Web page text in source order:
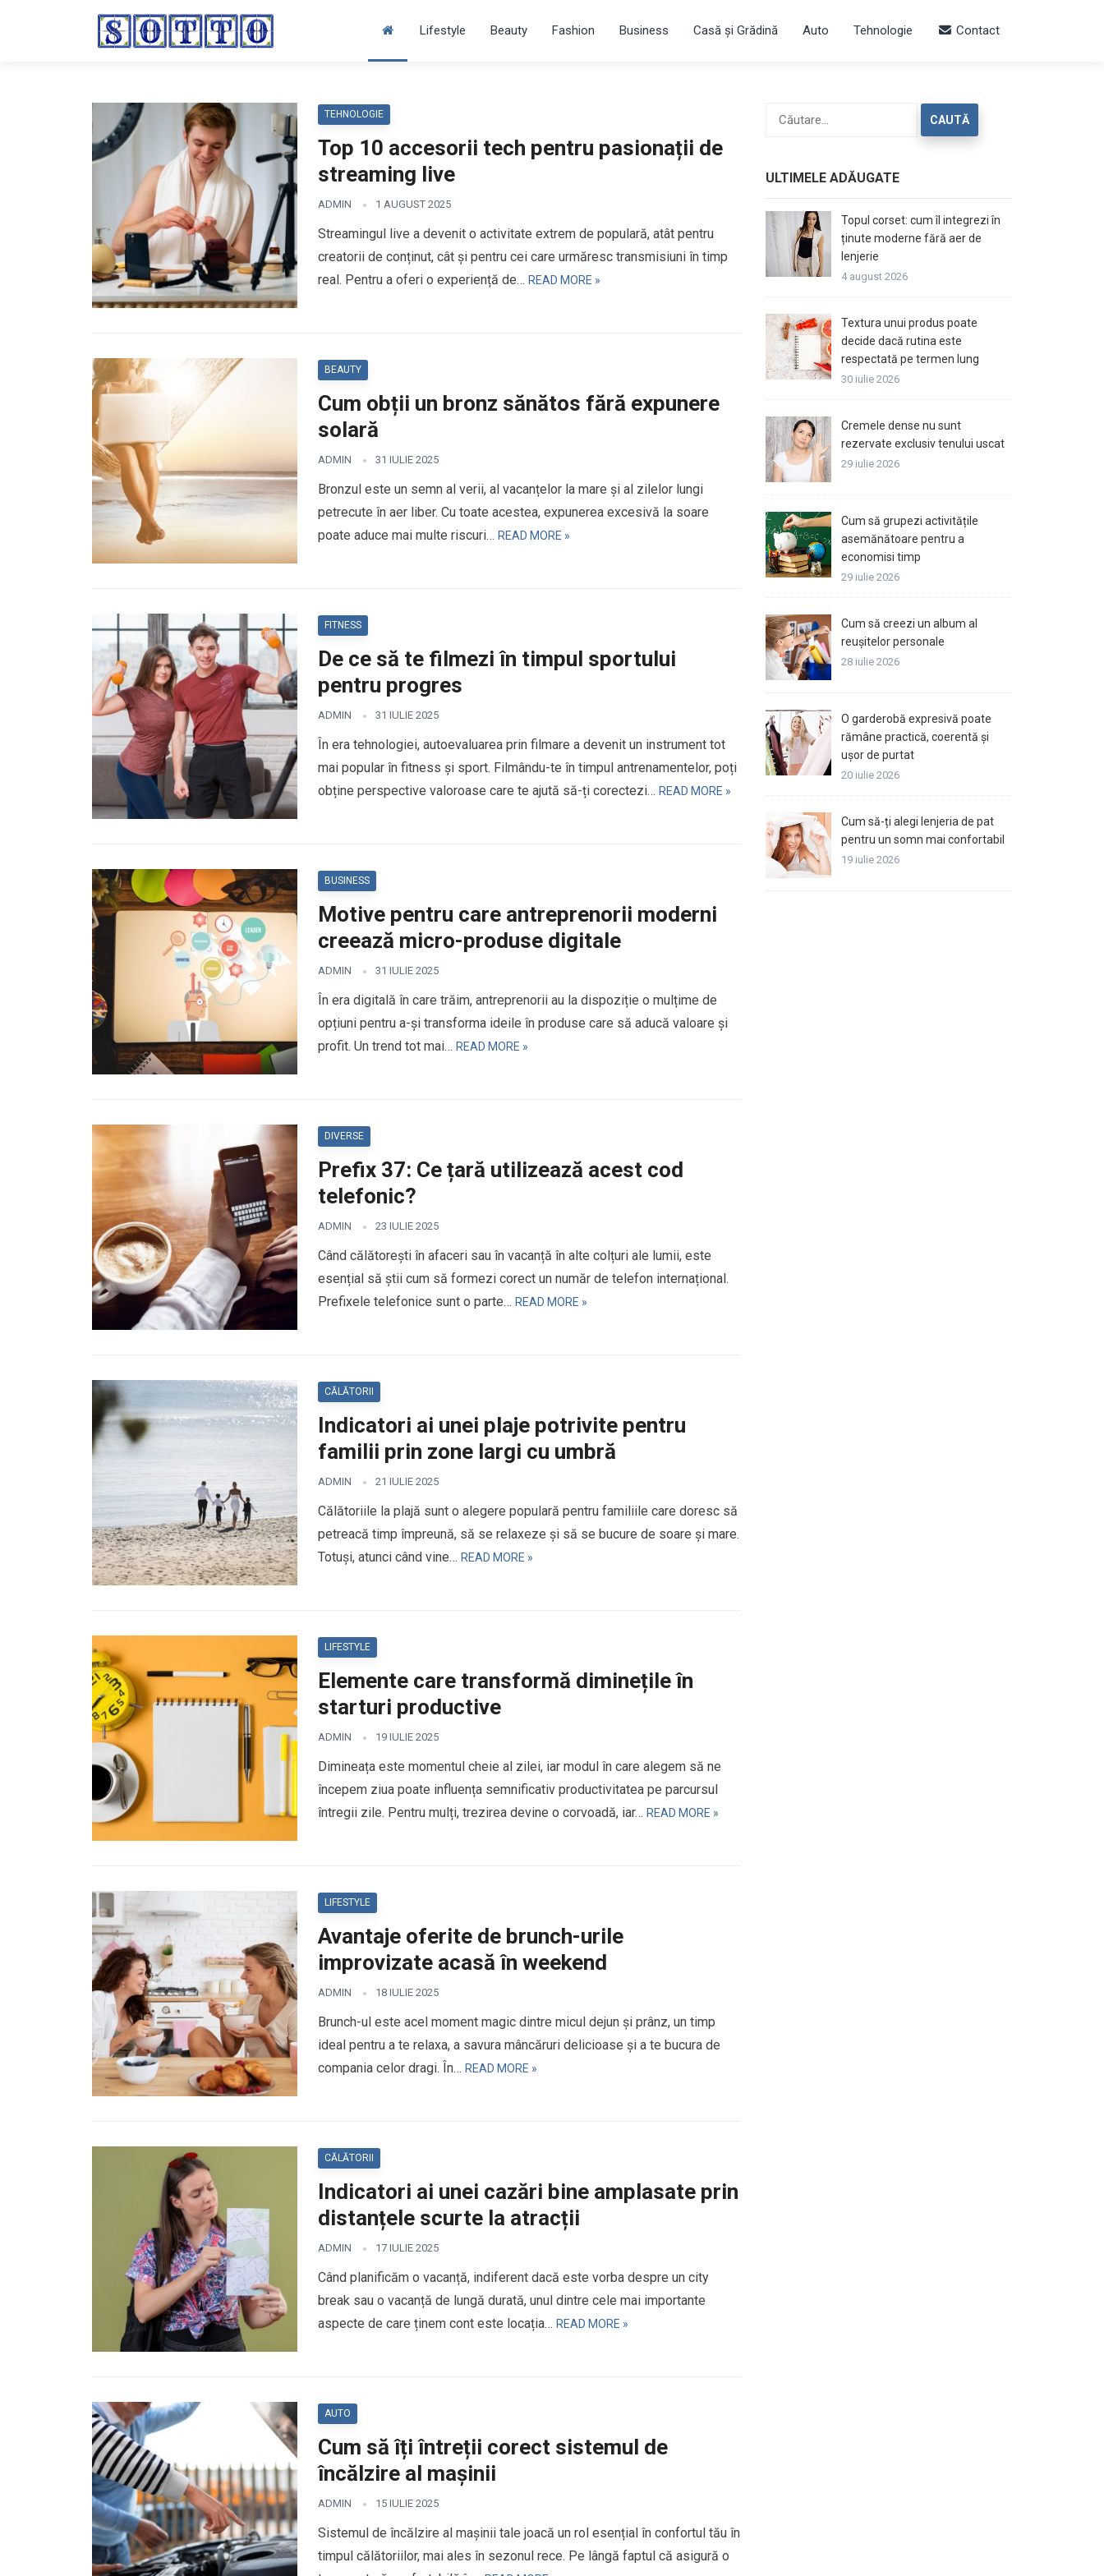
Lifestyle Beauty Fashion Business Casă și Grădină Auto Tehnologie Contact
TEHNOLOGIE
Top 10 accesorii tech pentru pasionații de
streaming live
ADMIN 1 AUGUST 2025
Streamingul live a devenit o activitate extrem de populară, atât pentru
creatorii de conținut, cât și pentru cei care urmăresc transmisiuni în timp
real. Pentru a oferi o experiență de… READ MORE »
BEAUTY
Cum obții un bronz sănătos fără expunere
solară
ADMIN 31 IULIE 2025
Bronzul este un semn al verii, al vacanțelor la mare și al zilelor lungi
petrecute în aer liber. Cu toate acestea, expunerea excesivă la soare
poate aduce mai multe riscuri… READ MORE »
FITNESS
De ce să te filmezi în timpul sportului
pentru progres
ADMIN 31 IULIE 2025
În era tehnologiei, autoevaluarea prin filmare a devenit un instrument tot
mai popular în fitness și sport. Filmându-te în timpul antrenamentelor, poți
obține perspective valoroase care te ajută să-ți corectezi… READ MORE »
BUSINESS
Motive pentru care antreprenorii moderni
creează micro-produse digitale
ADMIN 31 IULIE 2025
În era digitală în care trăim, antreprenorii au la dispoziție o mulțime de
opțiuni pentru a-și transforma ideile în produse care să aducă valoare și
profit. Un trend tot mai… READ MORE »
DIVERSE
Prefix 37: Ce țară utilizează acest cod
telefonic?
ADMIN 23 IULIE 2025
Când călătorești în afaceri sau în vacanță în alte colțuri ale lumii, este
esențial să știi cum să formezi corect un număr de telefon internațional.
Prefixele telefonice sunt o parte… READ MORE »
CĂLĂTORII
Indicatori ai unei plaje potrivite pentru
familii prin zone largi cu umbră
ADMIN 21 IULIE 2025
Călătoriile la plajă sunt o alegere populară pentru familiile care doresc să
petreacă timp împreună, să se relaxeze și să se bucure de soare și mare.
Totuși, atunci când vine… READ MORE »
LIFESTYLE
Elemente care transformă diminețile în
starturi productive
ADMIN 19 IULIE 2025
Dimineața este momentul cheie al zilei, iar modul în care alegem să ne
începem ziua poate influența semnificativ productivitatea pe parcursul
întregii zile. Pentru mulți, trezirea devine o corvoadă, iar… READ MORE »
LIFESTYLE
Avantaje oferite de brunch-urile
improvizate acasă în weekend
ADMIN 18 IULIE 2025
Brunch-ul este acel moment magic dintre micul dejun și prânz, un timp
ideal pentru a te relaxa, a savura mâncăruri delicioase și a te bucura de
compania celor dragi. În… READ MORE »
CĂLĂTORII
Indicatori ai unei cazări bine amplasate prin
distanțele scurte la atracții
ADMIN 17 IULIE 2025
Când planificăm o vacanță, indiferent dacă este vorba despre un city
break sau o vacanță de lungă durată, unul dintre cele mai importante
aspecte de care ținem cont este locația… READ MORE »
AUTO
Cum să îți întreții corect sistemul de
încălzire al mașinii
ADMIN 15 IULIE 2025
Sistemul de încălzire al mașinii tale joacă un rol esențial în confortul tău în
timpul călătoriilor, mai ales în sezonul rece. Pe lângă faptul că asigură o
după:
ULTIMELE ADĂUGATE
Topul corset: cum îl integrezi în
ținute moderne fără aer de
lenjerie
4 august 2026
Textura unui produs poate
decide dacă rutina este
respectată pe termen lung
30 iulie 2026
Cremele dense nu sunt
rezervate exclusiv tenului uscat
29 iulie 2026
Cum să grupezi activitățile
asemănătoare pentru a
economisi timp
29 iulie 2026
Cum să creezi un album al
reușitelor personale
28 iulie 2026
O garderobă expresivă poate
rămâne practică, coerentă și
ușor de purtat
20 iulie 2026
Cum să-ți alegi lenjeria de pat
pentru un somn mai confortabil
19 iulie 2026